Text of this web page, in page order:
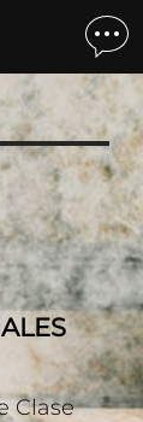
Clase